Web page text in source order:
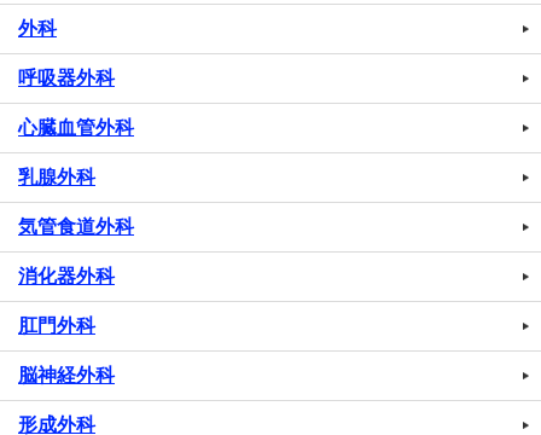
外科
呼吸器外科
心臓血管外科
乳腺外科
気管食道外科
消化器外科
肛門外科
脳神経外科
形成外科